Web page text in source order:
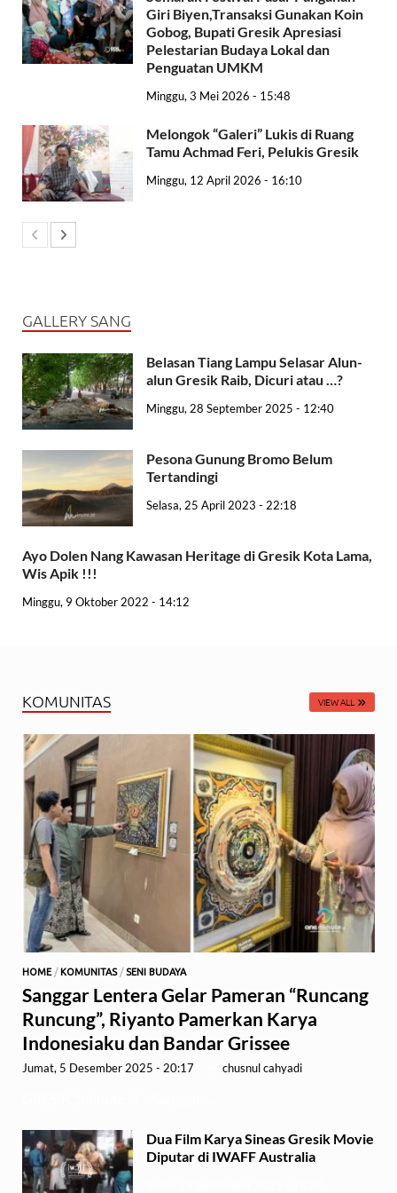
Giri Biyen,Transaksi Gunakan Koin
Gobog, Bupati Gresik Apresiasi
Pelestarian Budaya Lokal dan
Penguatan UMKM
Minggu, 3 Mei 2026 - 15:48
Melongok “Galeri” Lukis di Ruang
Tamu Achmad Feri, Pelukis Gresik
Minggu, 12 April 2026 - 16:10
GALLERY SANG
Belasan Tiang Lampu Selasar Alun-
alun Gresik Raib, Dicuri atau …?
Minggu, 28 September 2025 - 12:40
Pesona Gunung Bromo Belum
Tertandingi
Selasa, 25 April 2023 - 22:18
Ayo Dolen Nang Kawasan Heritage di Gresik Kota Lama,
Wis Apik !!!
Minggu, 9 Oktober 2022 - 14:12
KOMUNITAS VIEW ALL
HOME / KOMUNITAS/ SENI BUDAYA
Sanggar Lentera Gelar Pameran “Runcang
Runcung”, Riyanto Pamerkan Karya
Indonesiaku dan Bandar Grissee
Jumat, 5 Desember 2025 - 20:17 chusnul cahyadi
Dua Film Karya Sineas Gresik Movie
Diputar di IWAFF Australia